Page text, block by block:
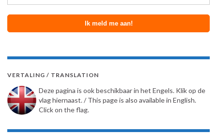
VERTALING / TRANSLATION
Deze pagina is ook beschikbaar in het Engels. Klik op de
vlag hiernaast. / This page is also available in English.
Click on the flag.